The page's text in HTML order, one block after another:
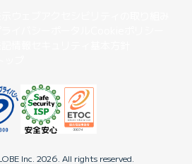
Inc. 2026. All rights reserved.